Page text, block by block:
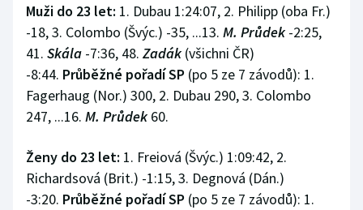
Muži do 23 let: 1. Dubau 1:24:07, 2. Philipp (oba Fr.)
-18, 3. Colombo (Švýc.) -35, ...13. M. Průdek -2:25,
41. Skála -7:36, 48. Zadák (všichni ČR)
-8:44. Průběžné pořadí SP (po 5 ze 7 závodů): 1.
Fagerhaug (Nor.) 300, 2. Dubau 290, 3. Colombo
247, ...16. M. Průdek 60.
Ženy do 23 let: 1. Freiová (Švýc.) 1:09:42, 2.
Richardsová (Brit.) -1:15, 3. Degnová (Dán.)
-3:20. Průběžné pořadí SP (po 5 ze 7 závodů): 1.